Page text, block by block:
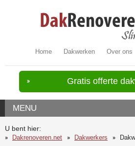
Home Dakwerken Over ons
Gratis offerte
MENU
U bent hier:
Dakrenoveren.net
Dakwerkers